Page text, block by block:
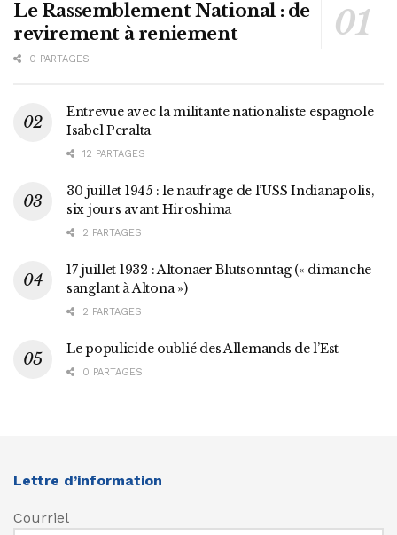
Le Rassemblement National : de
revirement à reniement
0 PARTAGES
Entrevue avec la militante nationaliste espagnole
Isabel Peralta
12 PARTAGES
30 juillet 1945 : le naufrage de l’USS Indianapolis,
six jours avant Hiroshima
2 PARTAGES
17 juillet 1932 : Altonaer Blutsonntag (« dimanche
sanglant à Altona »)
2 PARTAGES
Le populicide oublié des Allemands de l’Est
0 PARTAGES
Lettre d’information
Courriel